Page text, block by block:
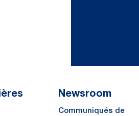
Newsroom
Communiqués de